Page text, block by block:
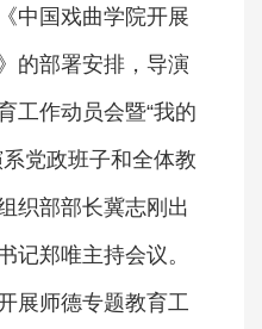
中国戏曲学院开展
的部署安排，导演
工作动员会暨“我的
党政班子和全体教
织部部长冀志刚出
记郑唯主持会议。
展师德专题教育工